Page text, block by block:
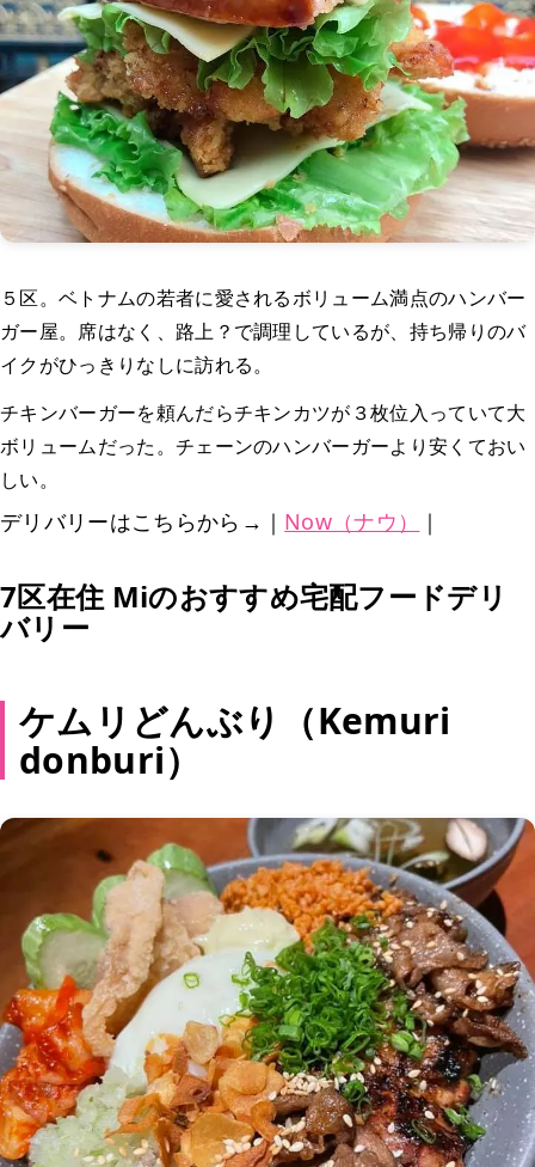
５区。ベトナムの若者に愛されるボリューム満点のハンバー
ガー屋。席はなく、路上？で調理しているが、持ち帰りのバ
イクがひっきりなしに訪れる。
チキンバーガーを頼んだらチキンカツが３枚位入っていて大
ボリュームだった。チェーンのハンバーガーより安くておい
しい。
デリバリーはこちらから→｜ Now（ナウ） ｜
7区在住 Miのおすすめ宅配フードデリ
バリー
ケムリどんぶり（Kemuri
donburi）